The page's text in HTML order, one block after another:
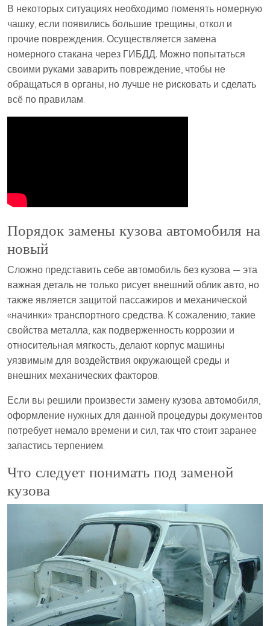
В некоторых ситуациях необходимо поменять номерную
чашку, если появились большие трещины, откол и
прочие повреждения. Осуществляется замена
номерного стакана через ГИБДД. Можно попытаться
своими руками заварить повреждение, чтобы не
обращаться в органы, но лучше не рисковать и сделать
всё по правилам.
Порядок замены кузова автомобиля на
новый
Сложно представить себе автомобиль без кузова — эта
важная деталь не только рисует внешний облик авто, но
также является защитой пассажиров и механической
«начинки» транспортного средства. К сожалению, такие
свойства металла, как подверженность коррозии и
относительная мягкость, делают корпус машины
уязвимым для воздействия окружающей среды и
внешних механических факторов.
Если вы решили произвести замену кузова автомобиля,
оформление нужных для данной процедуры документов
потребует немало времени и сил, так что стоит заранее
запастись терпением.
Что следует понимать под заменой
кузова